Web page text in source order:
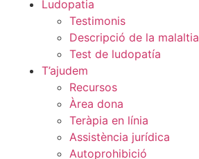
Ludopatia
Testimonis
Descripció de la malaltia
Test de ludopatía
T’ajudem
Recursos
Àrea dona
Teràpia en línia
Assistència jurídica
Autoprohibició